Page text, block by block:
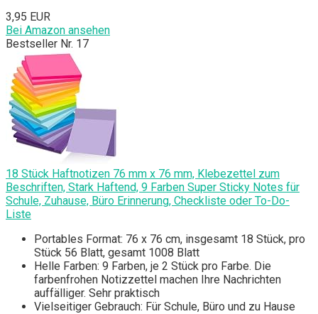
3,95 EUR
Bei Amazon ansehen
Bestseller Nr. 17
18 Stück Haftnotizen 76 mm x 76 mm, Klebezettel zum
Beschriften, Stark Haftend, 9 Farben Super Sticky Notes für
Schule, Zuhause, Büro Erinnerung, Checkliste oder To-Do-
Liste
Portables Format: 76 x 76 cm, insgesamt 18 Stück, pro
Stück 56 Blatt, gesamt 1008 Blatt
Helle Farben: 9 Farben, je 2 Stück pro Farbe. Die
farbenfrohen Notizzettel machen Ihre Nachrichten
auffälliger. Sehr praktisch
Vielseitiger Gebrauch: Für Schule, Büro und zu Hause